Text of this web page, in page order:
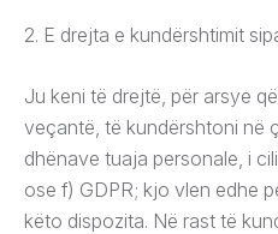
2. E drejta e kundërshtimit
Ju keni të drejtë, për arsye
veçantë, të kundërshtoni në
dhënave tuaja personale, i
ose f) GDPR; kjo vlen edhe
këto dispozita. Në rast të